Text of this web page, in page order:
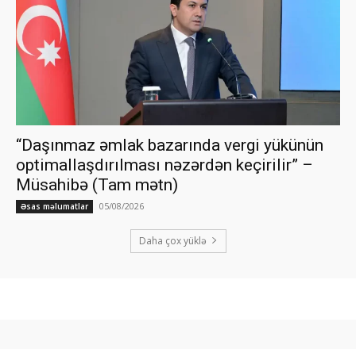
“Daşınmaz əmlak bazarında vergi yükünün
optimallaşdırılması nəzərdən keçirilir” –
Müsahibə (Tam mətn)
Əsas məlumatlar 05/08/2026
Daha çox yüklə